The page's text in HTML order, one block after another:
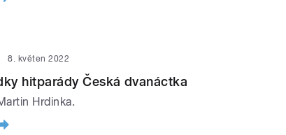
8. květen 2022
hitparády Česká dvanáctka
Hrdinka.